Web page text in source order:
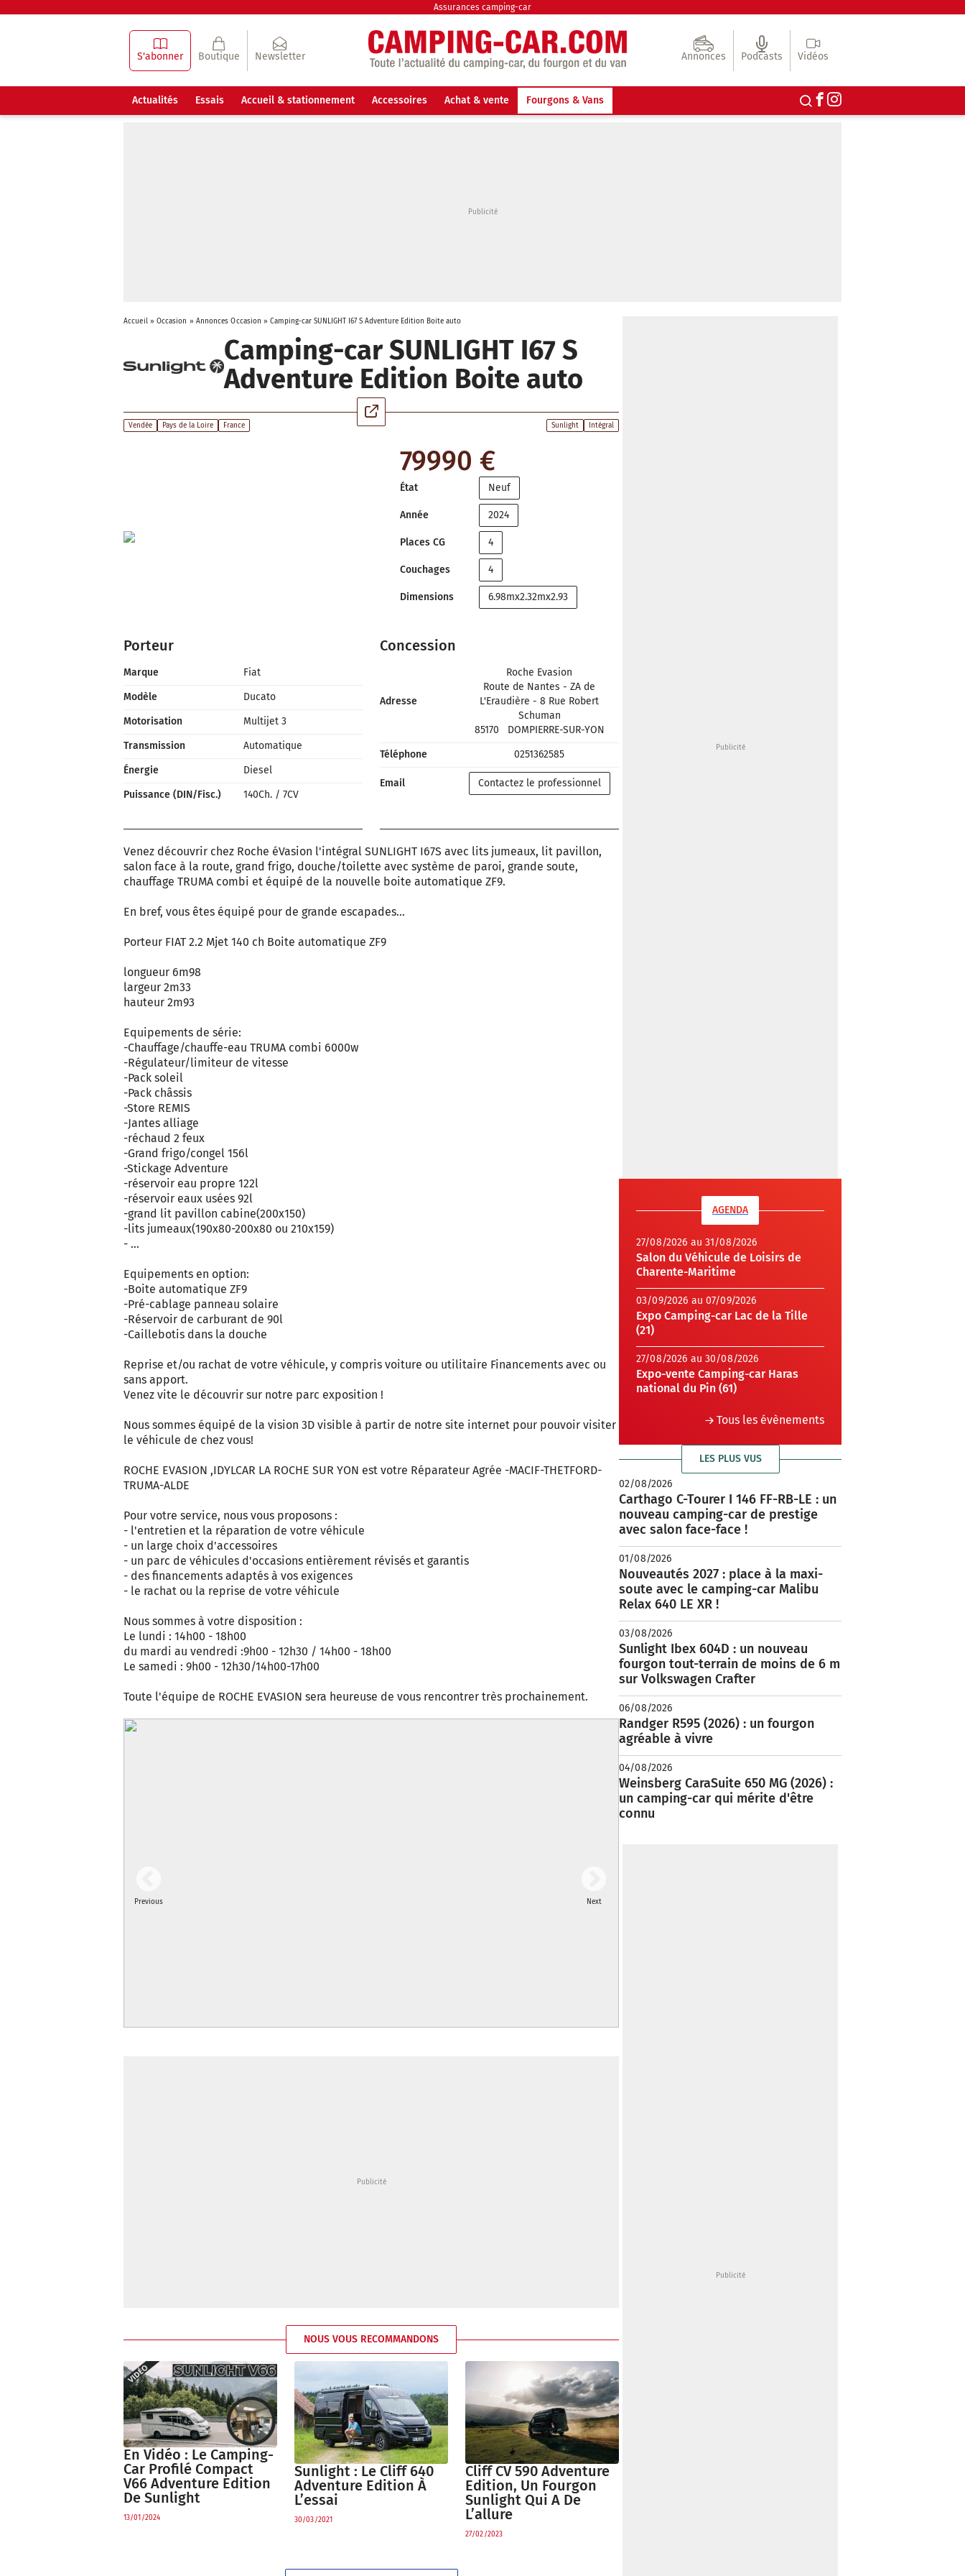
Assurances camping-car
S'abonner Boutique Newsletter Annonces Podcasts Vidéos
Actualités Essais Accueil & stationnement Accessoires Achat & vente Fourgons & Vans
Accueil» Occasion » Annonces Occasion »Camping-car SUNLIGHT I67 S Adventure Edition Boite auto
Camping-car SUNLIGHT I67 S
Adventure Edition Boite auto
Vendée Pays de la Loire France Sunlight Intégral
79990 €
État Neuf
Année 2024
Places CG 4
Couchages 4
Dimensions 6.98mx2.32mx2.93
Porteur
Marque
Fiat
Modèle
Ducato
Motorisation
Multijet 3
Transmission
Automatique
Énergie
Diesel
Puissance (DIN/Fisc.)
140Ch./ 7CV
Concession
Adresse
Roche Evasion
Route de Nantes - ZA de
L'Eraudière - 8 Rue Robert
Schuman
85170
DOMPIERRE-SUR-YON
Téléphone
0251362585
Email Contactez le professionnel
Venez découvrir chez Roche éVasion l'intégral SUNLIGHT I67S avec lits jumeaux, lit pavillon,
salon face à la route, grand frigo, douche/toilette avec système de paroi, grande soute,
chauffage TRUMA combi et équipé de la nouvelle boite automatique ZF9.
En bref, vous êtes équipé pour de grande escapades...
Porteur FIAT 2.2 Mjet 140 ch Boite automatique ZF9
longueur 6m98
largeur 2m33
hauteur 2m93
Equipements de série:
-Chauffage/chauffe-eau TRUMA combi 6000w
-Régulateur/limiteur de vitesse
-Pack soleil
-Pack châssis
-Store REMIS
-Jantes alliage
-réchaud 2 feux
-Grand frigo/congel 156l
-Stickage Adventure
-réservoir eau propre 122l
-réservoir eaux usées 92l
-grand lit pavillon cabine(200x150)
-lits jumeaux(190x80-200x80 ou 210x159)
- ...
Equipements en option:
-Boite automatique ZF9
-Pré-cablage panneau solaire
-Réservoir de carburant de 90l
-Caillebotis dans la douche
Reprise et/ou rachat de votre véhicule, y compris voiture ou utilitaire Financements avec ou
sans apport.
Venez vite le découvrir sur notre parc exposition !
Nous sommes équipé de la vision 3D visible à partir de notre site internet pour pouvoir visiter
le véhicule de chez vous!
ROCHE EVASION ,IDYLCAR LA ROCHE SUR YON est votre Réparateur Agrée -MACIF-THETFORD-
TRUMA-ALDE
Pour votre service, nous vous proposons :
- l'entretien et la réparation de votre véhicule
- un large choix d'accessoires
- un parc de véhicules d'occasions entièrement révisés et garantis
- des financements adaptés à vos exigences
- le rachat ou la reprise de votre véhicule
Nous sommes à votre disposition :
Le lundi : 14h00 - 18h00
du mardi au vendredi :9h00 - 12h30 / 14h00 - 18h00
Le samedi : 9h00 - 12h30/14h00-17h00
Toute l'équipe de ROCHE EVASION sera heureuse de vous rencontrer très prochainement.
Previous Next
NOUS VOUS RECOMMANDONS
En Vidéo : Le Camping-
Car Profilé Compact
V66 Adventure Edition
De Sunlight
13/01/2024
Sunlight : Le Cliff 640
Adventure Edition À
L’essai
30/03/2021
Cliff CV 590 Adventure
Edition, Un Fourgon
Sunlight Qui A De
L’allure
27/02/2023
AGENDA
27/08/2026 au 31/08/2026
Salon du Véhicule de Loisirs de
Charente-Maritime
03/09/2026 au 07/09/2026
Expo Camping-car Lac de la Tille
(21)
27/08/2026 au 30/08/2026
Expo-vente Camping-car Haras
national du Pin (61)
Tous les évènements
LES PLUS VUS
02/08/2026
Carthago C-Tourer I 146 FF-RB-LE : un
nouveau camping-car de prestige
avec salon face-face !
01/08/2026
Nouveautés 2027 : place à la maxi-
soute avec le camping-car Malibu
Relax 640 LE XR !
03/08/2026
Sunlight Ibex 604D : un nouveau
fourgon tout-terrain de moins de 6 m
sur Volkswagen Crafter
06/08/2026
Randger R595 (2026) : un fourgon
agréable à vivre
04/08/2026
Weinsberg CaraSuite 650 MG (2026) :
un camping-car qui mérite d'être
connu